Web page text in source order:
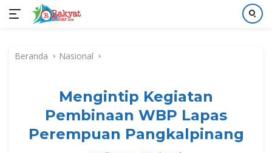
kontenBeranda Nasional
Mengintip Kegiatan
Pembinaan WBP Lapas
Perempuan Pangkalpinang